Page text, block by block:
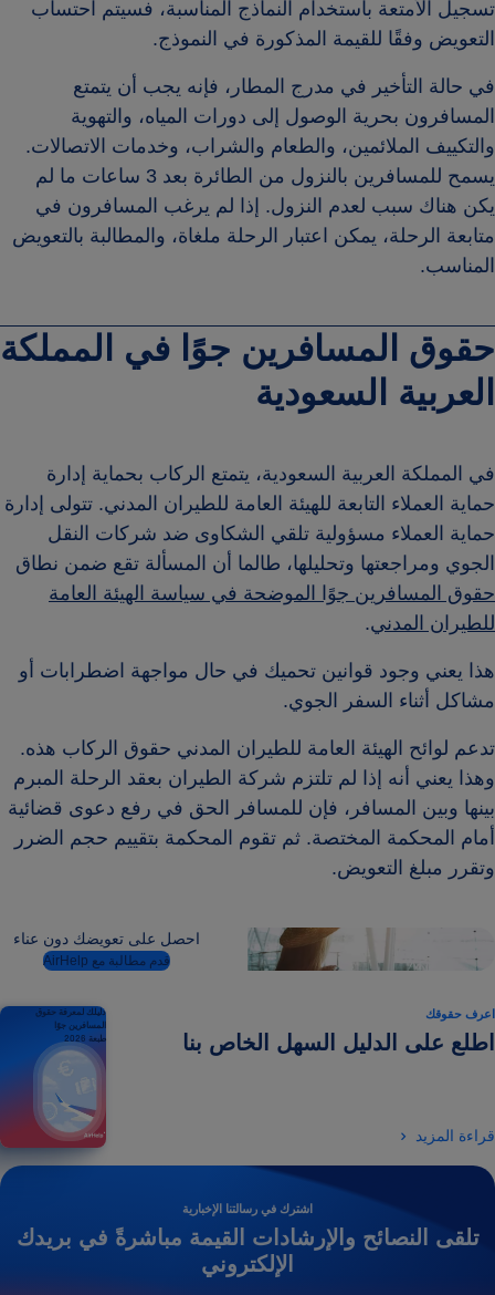
تسجيل الأمتعة باستخدام النماذج المناسبة، فسيتم احتساب
التعويض وفقًا للقيمة المذكورة في النموذج.
في حالة التأخير في مدرج المطار، فإنه يجب أن يتمتع
المسافرون بحرية الوصول إلى دورات المياه، والتهوية
والتكييف الملائمين، والطعام والشراب، وخدمات الاتصالات.
يسمح للمسافرين بالنزول من الطائرة بعد 3 ساعات ما لم
يكن هناك سبب لعدم النزول. إذا لم يرغب المسافرون في
متابعة الرحلة، يمكن اعتبار الرحلة ملغاة، والمطالبة بالتعويض
المناسب.
حقوق المسافرين جوًا في المملكة
العربية السعودية
في المملكة العربية السعودية، يتمتع الركاب بحماية إدارة
حماية العملاء التابعة للهيئة العامة للطيران المدني. تتولى إدارة
حماية العملاء مسؤولية تلقي الشكاوى ضد شركات النقل
الجوي ومراجعتها وتحليلها، طالما أن المسألة تقع ضمن نطاق
حقوق المسافرين جوًا الموضحة في سياسة الهيئة العامة
للطيران المدني.
هذا يعني وجود قوانين تحميك في حال مواجهة اضطرابات أو
مشاكل أثناء السفر الجوي.
تدعم لوائح الهيئة العامة للطيران المدني حقوق الركاب هذه.
وهذا يعني أنه إذا لم تلتزم شركة الطيران بعقد الرحلة المبرم
بينها وبين المسافر، فإن للمسافر الحق في رفع دعوى قضائية
أمام المحكمة المختصة. ثم تقوم المحكمة بتقييم حجم الضرر
وتقرر مبلغ التعويض.
احصل على تعويضك دون عناء
قدم مطالبة مع AirHelp
اشترك في رسالتنا الإخبارية
تلقى النصائح والإرشادات القيمة مباشرةً في بريدك
الإلكتروني
اعرف حقوقك
اطلع على الدليل السهل الخاص بنا
قراءة المزيد
دليلك لمعرفة حقوق
المسافرين جوًا
طبعة 2026